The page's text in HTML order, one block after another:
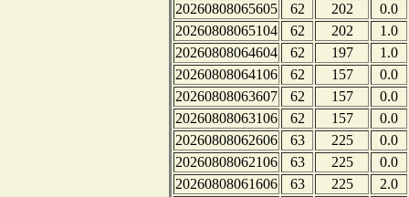
20260808065605
62 202
0.0
20260808065104
62 202
1.0
20260808064604
62 197
1.0
20260808064106
62 157
0.0
20260808063607
62 157
0.0
20260808063106
62 157
0.0
20260808062606
63 225
0.0
20260808062106
63 225
0.0
20260808061606
63 225
2.0